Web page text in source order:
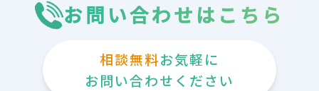
お問い合わせはこちら
相談無料お気軽に
お問い合わせください